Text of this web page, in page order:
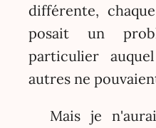
différente,
posait un
particulier
autres ne
Mais je